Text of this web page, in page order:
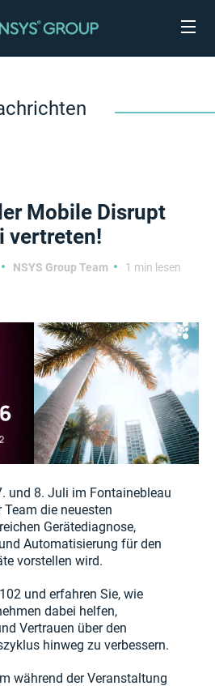
Mobile Disrupt
vertreten!
NSYS Group Team 1 min lesen
und 8. Juli im Fontainebleau
die neuesten
Gerätediagnose,
Automatisierung für den
vorstellen wird.
und erfahren Sie, wie
dabei helfen,
Vertrauen über den
hinweg zu verbessern.
während der Veranstaltung